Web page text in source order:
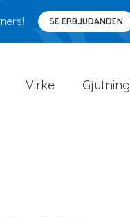
SE ERBJUDANDEN
Virke Gjutning